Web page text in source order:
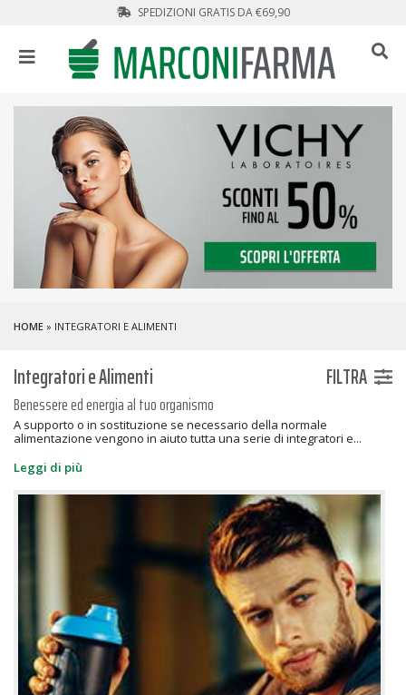
SPEDIZIONI GRATIS DA €69,90
HOME » INTEGRATORI E ALIMENTI
Integratori e Alimenti FILTRA
Benessere ed energia al tuo organismo
A supporto o in sostituzione se necessario della normale
alimentazione vengono in aiuto tutta una serie di integratori e...
Leggi di più